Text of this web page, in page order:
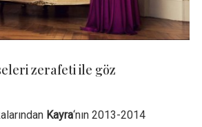
zerafeti ile göz
Kayra‘nın 2013-2014